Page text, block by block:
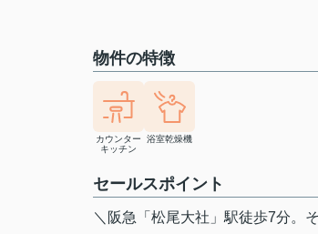
物件の特徴
カウンター
キッチン
浴室乾燥機
セールスポイント
＼阪急「松尾大社」駅徒歩7分。